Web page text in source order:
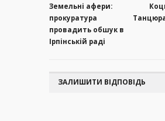
Земельні афери:
прокуратура
провадить обшук в
Ірпінській раді
ЗАЛИШИТИ ВІДПОВІДЬ